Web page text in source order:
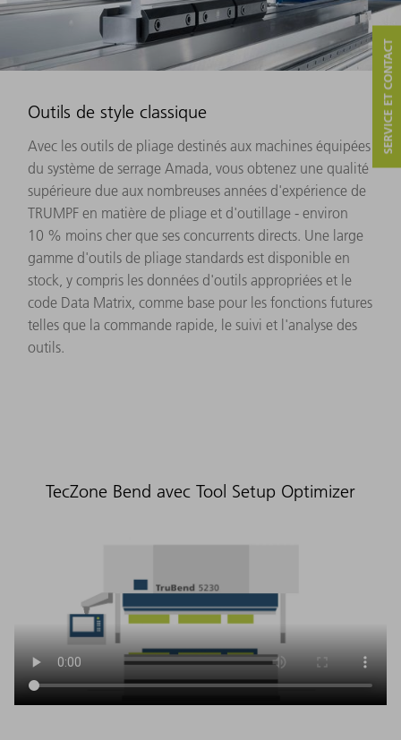
Outils de style classique
Avec les outils de pliage destinés aux machines équipées
du système de serrage Amada, vous obtenez une qualité
supérieure due aux nombreuses années d'expérience de
TRUMPF en matière de pliage et d'outillage - environ
10 % moins cher que ses concurrents directs. Une large
gamme d'outils de pliage standards est disponible en
stock, y compris les données d'outils appropriées et le
code Data Matrix, comme base pour les fonctions futures
telles que la commande rapide, le suivi et l'analyse des
outils.
TecZone Bend avec Tool Setup Optimizer
SERVICE ET CONTACT